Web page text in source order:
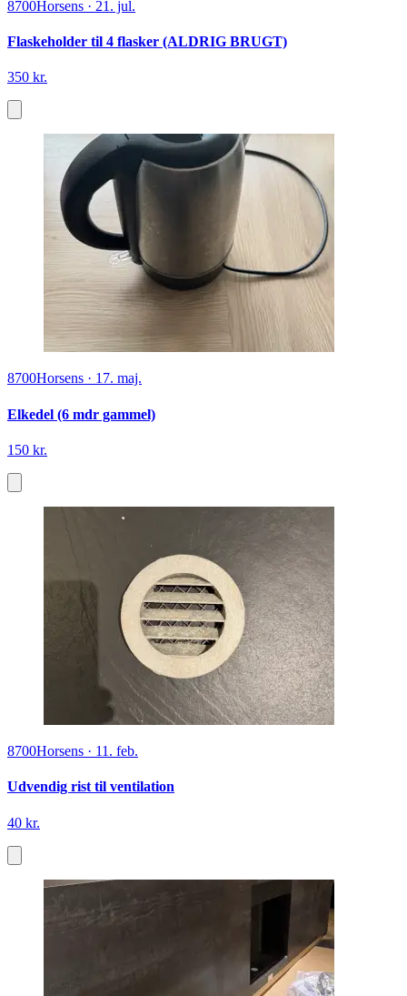
8700Horsens · 21. jul.
Flaskeholder til 4 flasker (ALDRIG BRUGT)
350 kr.
8700Horsens · 17. maj.
Elkedel (6 mdr gammel)
150 kr.
8700Horsens · 11. feb.
Udvendig rist til ventilation
40 kr.